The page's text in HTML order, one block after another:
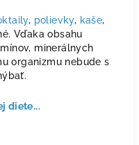
, polievky, kaše,
Vďaka obsahu
minerálnych
organizmu nebude s
diete...